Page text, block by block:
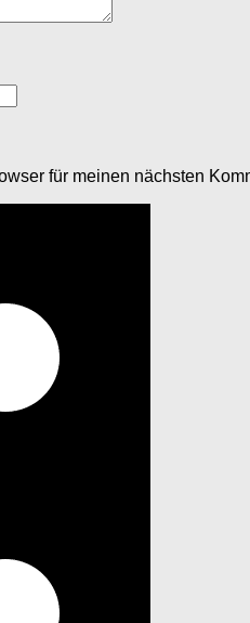
für meinen nächsten